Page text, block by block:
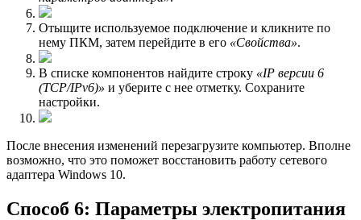
Отыщите используемое подключение и кликните по
нему ПКМ, затем перейдите в его «Свойства».
В списке компонентов найдите строку «IP версии 6
(TCP/IPv6)» и уберите с нее отметку. Сохраните
настройки.
После внесения изменений перезагрузите компьютер. Вполне
возможно, что это поможет восстановить работу сетевого
адаптера Windows 10.
Способ 6: Параметры электропитания